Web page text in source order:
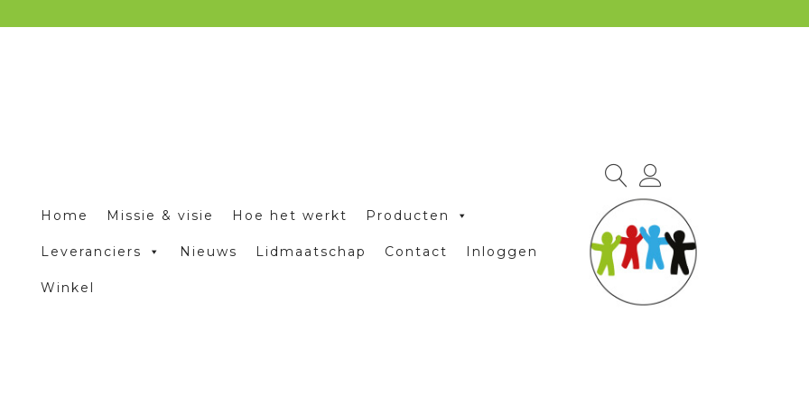
Home Missie & visie Hoe het werkt Producten
Leveranciers Nieuws Lidmaatschap Contact Inloggen
Winkel